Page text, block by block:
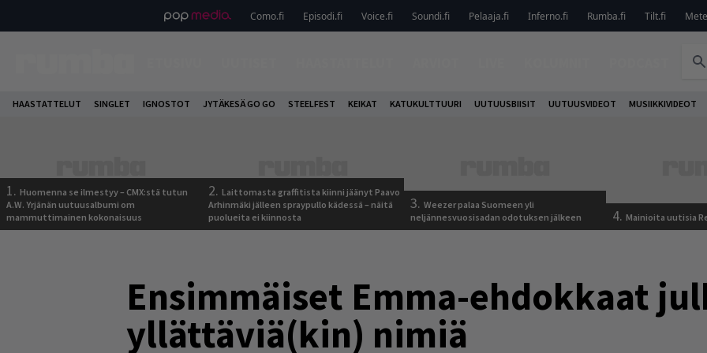
Como.fi Episodi.fi Voice.fi Soundi.fi Pelaaja.fi Inferno.fi Rumba.fi Tilt.fi
HAASTATTELUT SINGLET IGNOSTOT JYTÄKESÄ GO GO STEELFEST KEIKAT KATUKULTTUURI UUTUUSBIISIT UUTUUSVIDEOT MUSIIKKIVIDEOT
1. Huomenna se ilmestyy – CMX:stä tutun
A.W. Yrjänän uutuusalbumi om
mammuttimainen kokonaisuus
2. Laittomasta graffitista kiinni jäänyt Paavo
Arhinmäki jälleen spraypullo kädessä – näitä
puolueita ei kiinnosta
3. Weezer palaa Suomeen yli
neljännesvuosisadan odotuksen jälkeen
4. Mainioita uutisia
Ensimmäiset Emma-ehdokkaat
yllättäviä(kin) nimiä